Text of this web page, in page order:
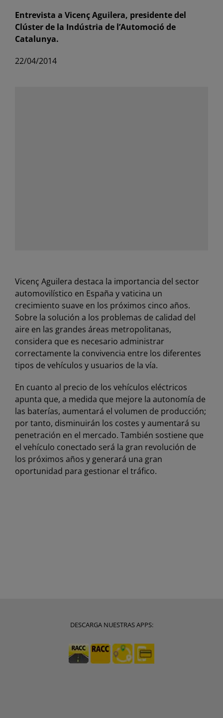
Entrevista a Vicenç Aguilera, presidente del
Clúster de la Indústria de l’Automoció de
Catalunya.
22/04/2014
Vicenç Aguilera destaca la importancia del sector
automovilístico en España y vaticina un
crecimiento suave en los próximos cinco años.
Sobre la solución a los problemas de calidad del
aire en las grandes áreas metropolitanas,
considera que es necesario administrar
correctamente la convivencia entre los diferentes
tipos de vehículos y usuarios de la vía.
En cuanto al precio de los vehículos eléctricos
apunta que, a medida que mejore la autonomía de
las baterías, aumentará el volumen de producción;
por tanto, disminuirán los costes y aumentará su
penetración en el mercado. También sostiene que
el vehículo conectado será la gran revolución de
los próximos años y generará una gran
oportunidad para gestionar el tráfico.
DESCARGA NUESTRAS APPS: